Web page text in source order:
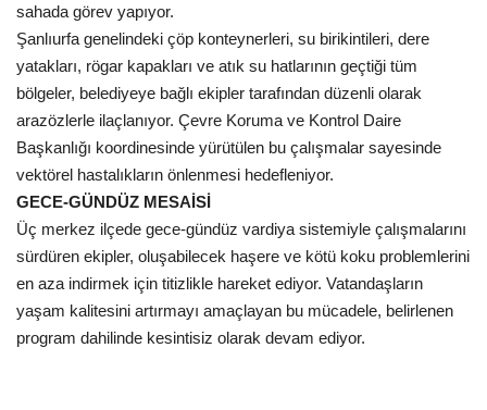
sahada görev yapıyor.
Şanlıurfa genelindeki çöp konteynerleri, su birikintileri, dere
yatakları, rögar kapakları ve atık su hatlarının geçtiği tüm
bölgeler, belediyeye bağlı ekipler tarafından düzenli olarak
arazözlerle ilaçlanıyor. Çevre Koruma ve Kontrol Daire
Başkanlığı koordinesinde yürütülen bu çalışmalar sayesinde
vektörel hastalıkların önlenmesi hedefleniyor.
GECE-GÜNDÜZ MESAİSİ
Üç merkez ilçede gece-gündüz vardiya sistemiyle çalışmalarını
sürdüren ekipler, oluşabilecek haşere ve kötü koku problemlerini
en aza indirmek için titizlikle hareket ediyor. Vatandaşların
yaşam kalitesini artırmayı amaçlayan bu mücadele, belirlenen
program dahilinde kesintisiz olarak devam ediyor.